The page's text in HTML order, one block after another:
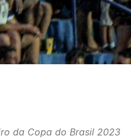
da Copa do Brasil 2023